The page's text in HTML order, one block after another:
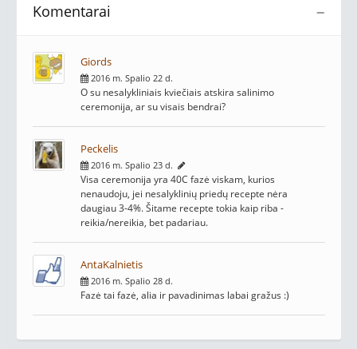
−
Komentarai
Giords
2016 m. Spalio 22 d.
O su nesalykliniais kviečiais atskira salinimo
ceremonija, ar su visais bendrai?
Peckelis
2016 m. Spalio 23 d.
Visa ceremonija yra 40C fazė viskam, kurios
nenaudoju, jei nesalyklinių priedų recepte nėra
daugiau 3-4%. Šitame recepte tokia kaip riba -
reikia/nereikia, bet padariau.
AntaKalnietis
2016 m. Spalio 28 d.
Fazė tai fazė, alia ir pavadinimas labai gražus :)